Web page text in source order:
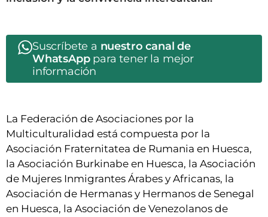
Suscríbete a nuestro canal de
WhatsApppara tener la mejor
información
La Federación de Asociaciones por la
Multiculturalidad está compuesta por la
Asociación Fraternitatea de Rumania en Huesca,
la Asociación Burkinabe en Huesca, la Asociación
de Mujeres Inmigrantes Árabes y Africanas, la
Asociación de Hermanas y Hermanos de Senegal
en Huesca, la Asociación de Venezolanos de